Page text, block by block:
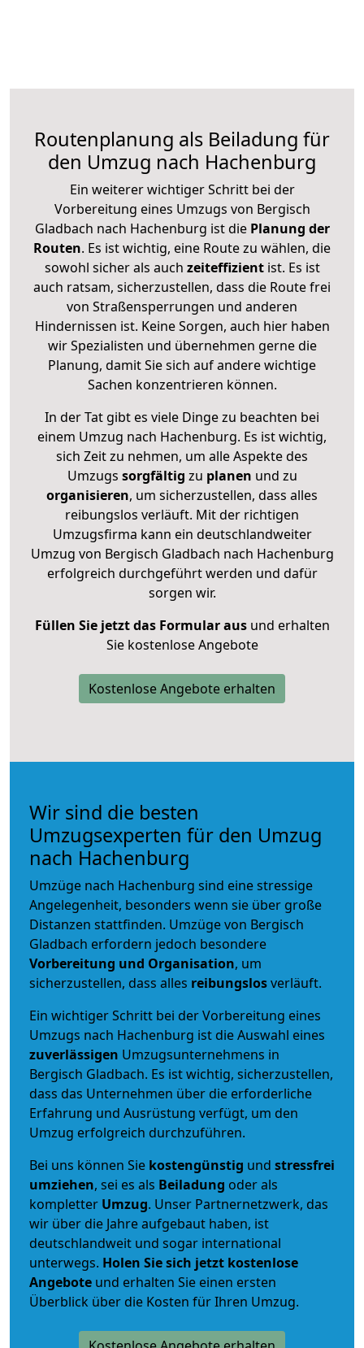
Routenplanung als Beiladung für
den Umzug nach Hachenburg
Ein weiterer wichtiger Schritt bei der
Vorbereitung eines Umzugs von Bergisch
Gladbach nach Hachenburg ist diePlanung der
Routen. Es ist wichtig, eine Route zu wählen, die
sowohl sicher als auch zeiteffizientist. Es ist
auch ratsam, sicherzustellen, dass die Route frei
von Straßensperrungen und anderen
Hindernissen ist. Keine Sorgen, auch hier haben
wir Spezialisten und übernehmen gerne die
Planung, damit Sie sich auf andere wichtige
Sachen konzentrieren können.
In der Tat gibt es viele Dinge zu beachten bei
einem Umzug nach Hachenburg. Es ist wichtig,
sich Zeit zu nehmen, um alle Aspekte des
Umzugs sorgfältig zu planen und zu
organisieren, um sicherzustellen, dass alles
reibungslos verläuft. Mit der richtigen
Umzugsfirma kann ein deutschlandweiter
Umzug von Bergisch Gladbach nach Hachenburg
erfolgreich durchgeführt werden und dafür
sorgen wir.
Füllen Sie jetzt das Formular ausund erhalten
Sie kostenlose Angebote
Kostenlose Angebote erhalten
Wir sind die besten
Umzugsexperten für den Umzug
nach Hachenburg
Umzüge nach Hachenburg sind eine stressige
Angelegenheit, besonders wenn sie über große
Distanzen stattfinden. Umzüge von Bergisch
Gladbach erfordern jedoch besondere
Vorbereitung und Organisation, um
sicherzustellen, dass alles reibungslosverläuft.
Ein wichtiger Schritt bei der Vorbereitung eines
Umzugs nach Hachenburg ist die Auswahl eines
zuverlässigen Umzugsunternehmens in
Bergisch Gladbach. Es ist wichtig, sicherzustellen,
dass das Unternehmen über die erforderliche
Erfahrung und Ausrüstung verfügt, um den
Umzug erfolgreich durchzuführen.
Bei uns können Sie kostengünstig und stressfrei
umziehen, sei es als Beiladung oder als
kompletter Umzug. Unser Partnernetzwerk, das
wir über die Jahre aufgebaut haben, ist
deutschlandweit und sogar international
unterwegs. Holen Sie sich jetzt kostenlose
Angebote und erhalten Sie einen ersten
Überblick über die Kosten für Ihren Umzug.